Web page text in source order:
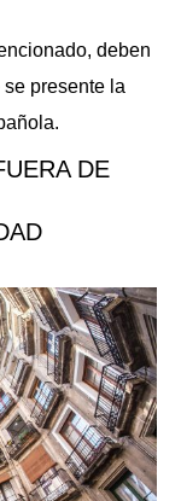
deben
presente la
DE